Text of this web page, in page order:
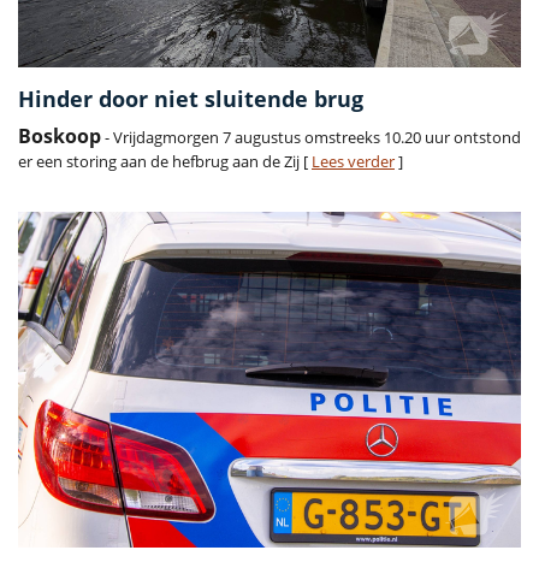
Hinder door niet sluitende brug
Boskoop- Vrijdagmorgen 7 augustus omstreeks 10.20 uur ontstond
er een storing aan de hefbrug aan de Zij [ Lees verder]